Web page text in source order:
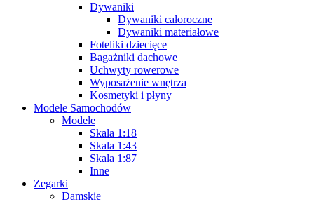
Dywaniki
Dywaniki całoroczne
Dywaniki materiałowe
Foteliki dziecięce
Bagażniki dachowe
Uchwyty rowerowe
Wyposażenie wnętrza
Kosmetyki i płyny
Modele Samochodów
Modele
Skala 1:18
Skala 1:43
Skala 1:87
Inne
Zegarki
Damskie